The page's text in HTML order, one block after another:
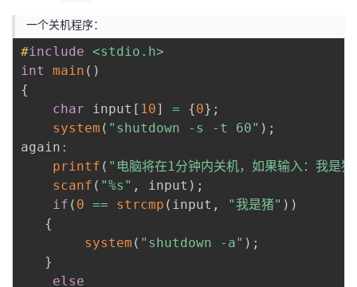
一个关机程序：
#include <stdio.h>
int
main ( )
{
char input [ 10] = {0} ;
system ( "shutdown -s -t 60" ) ;
again :
printf ( "电脑将在1分钟内关机，如果输入：我
scanf ( "%s" , input ) ;
if ( 0 == strcmp ( input , "我是猪" ) )
{
system ( "shutdown -a" ) ;
}
else